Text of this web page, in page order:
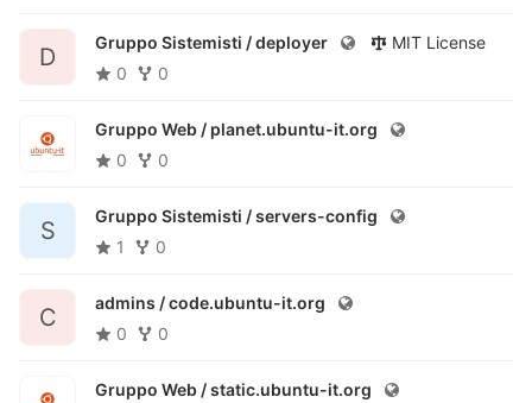
D
Gruppo Sistemisti /deployer
MIT License
0
0
Gruppo Web / planet.ubuntu-it.org
0
0
S
Gruppo Sistemisti /servers-config
1
0
C
admins /code.ubuntu-it.org
0
0
Gruppo Web /static.ubuntu-it.org